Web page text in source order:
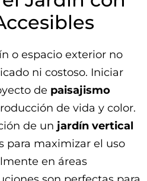
o espacio exterior no
ni costoso. Iniciar
de paisajismo
de vida y color.
de un jardín vertical
para maximizar el uso
en áreas